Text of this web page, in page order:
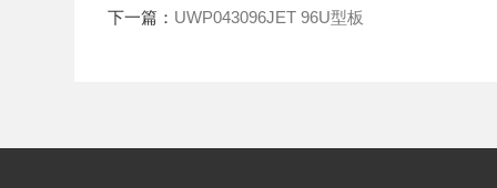
下一篇： UWP043096JET 96U型板